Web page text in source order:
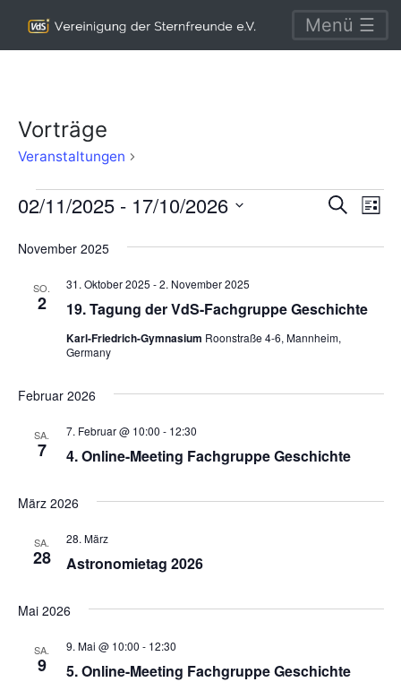
Menü ☰
Vorträge
Veranstaltungen
Veranstaltungen SucheListe
02/11/2025 - 17/10/2026
wählen.
November 2025
SO.
2 19. Tagung der VdS-Fachgruppe Geschichte
31. Oktober 2025 -2. November 2025
Karl-Friedrich-Gymnasium Roonstraße 4-6, Mannheim,
Germany
Februar 2026
SA.
7 4. Online-Meeting Fachgruppe Geschichte
7. Februar @ 10:00 - 12:30
März 2026
SA.
28 Astronomietag 2026
28. März
Mai 2026
SA.
9 5. Online-Meeting Fachgruppe Geschichte
9. Mai @ 10:00 - 12:30